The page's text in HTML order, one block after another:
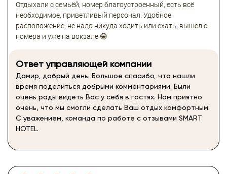
Отдыхали с семьёй, номер благоустроенный, есть всё
необходимое, приветливый персонал. Удобное
расположение, не надо никуда ходить или ехать, вышел с
номера и уже на вокзале 😁
Ответ управляющей компании
Дамир, добрый день. Большое спасибо, что нашли
время поделиться добрыми комментариями. Были
очень рады видеть Вас у себя в гостях. Нам приятно
очень, что мы смогли сделать Ваш отдых комфортным.
С уважением, команда по работе с отзывами SMART
HOTEL.